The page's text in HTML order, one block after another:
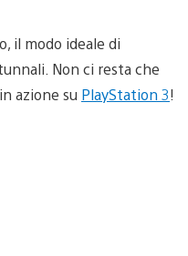
il modo ideale di
Non ci resta che
azione su PlayStation 3!